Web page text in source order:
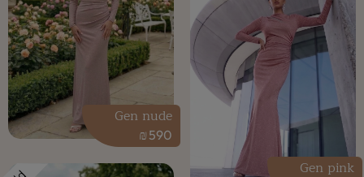
Gen pink
590
₪
Gen nude